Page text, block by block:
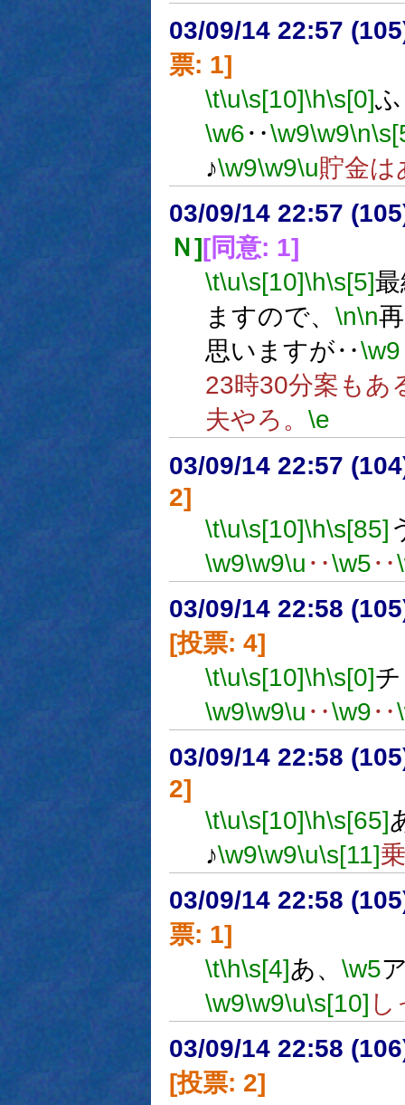
03/09/14 22:57
票: 1]
\t\u\s[10]\h\s[0]
\w6‥\w9\w9\n
♪\w9\w9\u貯金は
03/09/14 22:57
Ｎ] [同意: 1]
\t\u\s[10]\h\s[5]
ますので、 \n\n
思いますが‥\w9
23時30分案もあ
夫やろ。 \e
03/09/14 22:57
2]
\t\u\s[10]\h\s[85]
\w9\w9\u ‥\w5‥
03/09/14 22:58
[投票: 4]
\t\u\s[10]\h\s[0]
\w9\w9\u ‥\w9‥
03/09/14 22:58
2]
\t\u\s[10]\h\s[65]
♪\w9\w9\u\s[11]
03/09/14 22:58
票: 1]
\t\h\s[4]あ、 \w5
\w9\w9\u\s[10]
03/09/14 22:58
[投票: 2]